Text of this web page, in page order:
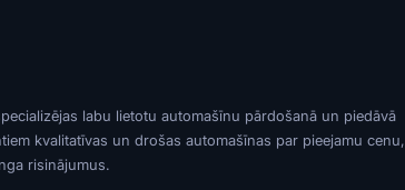
labu lietotu automašīnu pārdošanā un piedāvā
kvalitatīvas un drošas automašīnas par pieejamu cenu,
risinājumus.